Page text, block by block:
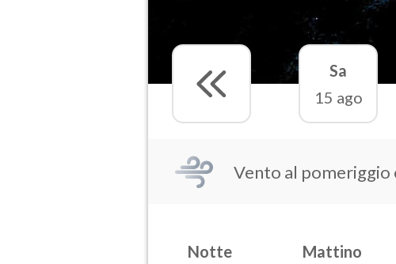
Sa
15 ago
Vento al pomeriggio
Notte Mattino